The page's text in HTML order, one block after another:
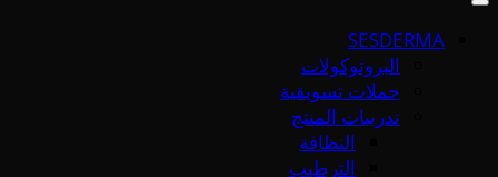
SESDERMA
البروتوكولات
حملات تسويقية
تدريبات المنتج
النظافة
الترطيب